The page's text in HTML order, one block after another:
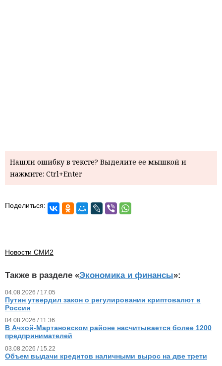
Нашли ошибку в тексте? Выделите ее мышкой и
нажмите: Ctrl+Enter
Поделиться:
Новости СМИ2
Также в разделе «Экономика и финансы»:
04.08.2026 / 17.05
Путин утвердил закон о регулировании криптовалют в
России
04.08.2026 / 11.36
В Ачхой-Мартановском районе насчитывается более 1200
предпринимателей
03.08.2026 / 15.22
Объем выдачи кредитов наличными вырос на две трети